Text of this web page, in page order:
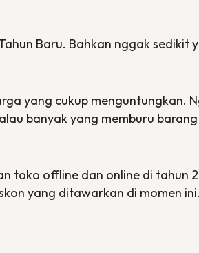
Baru. Bahkan nggak sedikit
yang cukup menguntungkan.
banyak yang memburu barang
toko offline dan online di tahun
yang ditawarkan di momen ini.